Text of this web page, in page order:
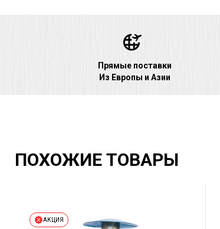
Прямые поставки
Из Европы и Азии
ПОХОЖИЕ ТОВАРЫ
АКЦИЯ